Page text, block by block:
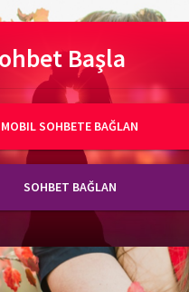
Başla
MOBIL SOHBETE BAĞLAN
SOHBET BAĞLAN